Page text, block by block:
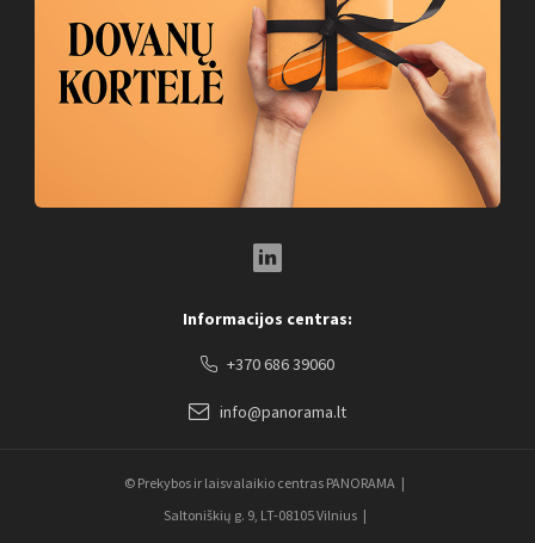
Informacijos centras:
+370 686 39060
info@panorama.lt
© Prekybos ir laisvalaikio centras PANORAMA
Saltoniškių g. 9, LT-08105 Vilnius